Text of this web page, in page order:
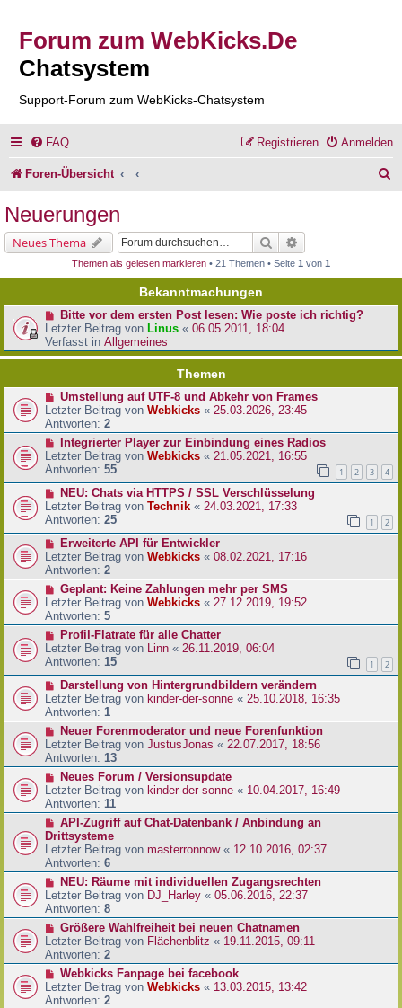
Forum zum WebKicks.De
Chatsystem
Support-Forum zum WebKicks-Chatsystem
FAQ Anmelden
Registrieren
Foren-Übersicht
e
Neuerungen
Neues Thema Suche
Themen als gelesen markieren • 21 Themen • Seite 1 von 1
Bekanntmachungen
Bitte vor dem ersten Post lesen: Wie poste ich richtig?
Letzter Beitrag von Linus « 06.05.2011, 18:04
Verfasst in Allgemeines
Themen
Umstellung auf UTF-8 und Abkehr von Frames
Letzter Beitrag von Webkicks « 25.03.2026, 23:45
Antworten: 2
Integrierter Player zur Einbindung eines Radios
Letzter Beitrag von Webkicks « 21.05.2021, 16:55
Antworten: 55 1 2 3 4
NEU: Chats via HTTPS / SSL Verschlüsselung
Letzter Beitrag von Technik « 24.03.2021, 17:33
Antworten: 25 1 2
Erweiterte API für Entwickler
Letzter Beitrag von Webkicks « 08.02.2021, 17:16
Antworten: 2
Geplant: Keine Zahlungen mehr per SMS
Letzter Beitrag von Webkicks « 27.12.2019, 19:52
Antworten: 5
Profil-Flatrate für alle Chatter
Letzter Beitrag von
Linn « 26.11.2019, 06:04
Antworten: 15 1 2
Darstellung von Hintergrundbildern verändern
Letzter Beitrag von kinder-der-sonne « 25.10.2018, 16:35
Antworten: 1
Neuer Forenmoderator und neue Forenfunktion
Letzter Beitrag von JustusJonas « 22.07.2017, 18:56
Antworten: 13
Neues Forum / Versionsupdate
Letzter Beitrag von kinder-der-sonne « 10.04.2017, 16:49
Antworten: 11
API-Zugriff auf Chat-Datenbank / Anbindung an
Drittsysteme
Letzter Beitrag von masterronnow« 12.10.2016, 02:37
Antworten: 6
NEU: Räume mit individuellen Zugangsrechten
Letzter Beitrag von DJ_Harley « 05.06.2016, 22:37
Antworten: 8
Größere Wahlfreiheit bei neuen Chatnamen
Letzter Beitrag von Flächenblitz « 19.11.2015, 09:11
Antworten: 2
Webkicks Fanpage bei facebook
Letzter Beitrag von Webkicks « 13.03.2015, 13:42
Antworten: 2